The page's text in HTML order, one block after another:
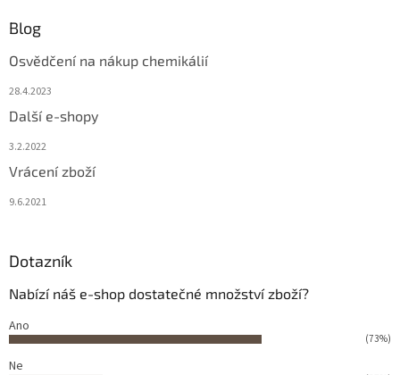
Blog
Osvědčení na nákup chemikálií
28.4.2023
Další e-shopy
3.2.2022
Vrácení zboží
9.6.2021
Dotazník
Nabízí náš e-shop dostatečné množství zboží?
Ano
(73%)
Ne